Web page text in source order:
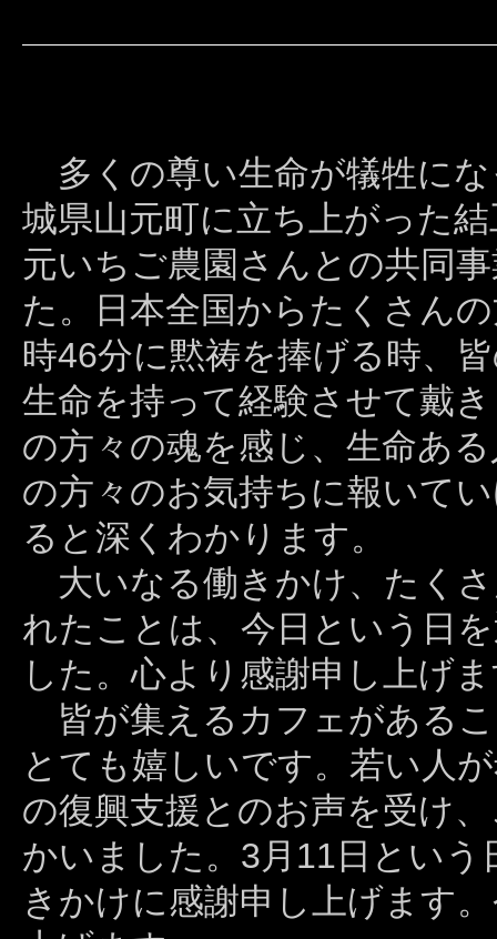
多くの尊い生命が犠牲に
城県山元町に立ち上がった
元いちご農園さんとの共同
た。日本全国からたくさん
時46分に黙祷を捧げる時、
生命を持って経験させて戴
の方々の魂を感じ、生命あ
の方々のお気持ちに報いて
ると深くわかります。
大いなる働きかけ、たく
れたことは、今日という日
した。心より感謝申し上げ
皆が集えるカフェがある
とても嬉しいです。若い人
の復興支援とのお声を受け
かいました。3月11日とい
きかけに感謝申し上げます